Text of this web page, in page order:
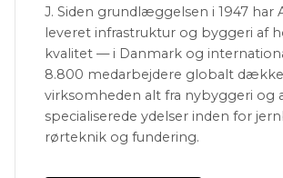
J. Siden grundlæggelsen i 1947 har
leveret infrastruktur og byggeri af
kvalitet — i Danmark og
8.800 medarbejdere globalt
virksomheden alt fra nybyggeri og
specialiserede ydelser inden for
rørteknik og fundering.